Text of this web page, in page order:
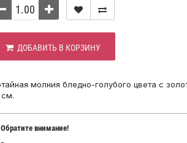
ДОБАВИТЬ В КОРЗИНУ
молния бледно-голубого цвета с
см.
Обратите внимание!